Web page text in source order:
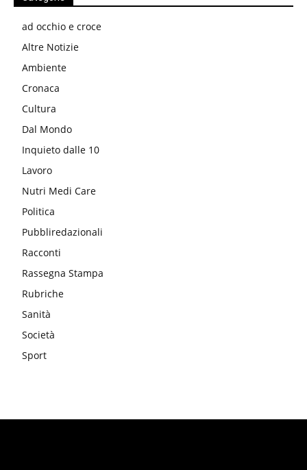
ad occhio e croce
Altre Notizie
Ambiente
Cronaca
Cultura
Dal Mondo
Inquieto dalle 10
Lavoro
Nutri Medi Care
Politica
Pubbliredazionali
Racconti
Rassegna Stampa
Rubriche
Sanità
Società
Sport